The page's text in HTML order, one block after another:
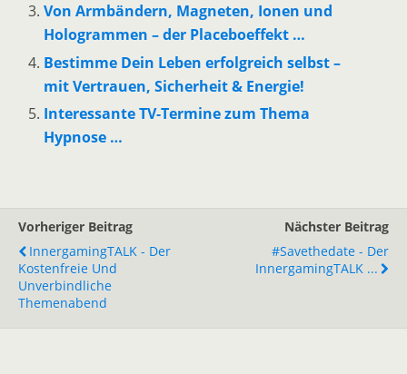
Von Armbändern, Magneten, Ionen und
Hologrammen – der Placeboeffekt …
Bestimme Dein Leben erfolgreich selbst –
mit Vertrauen, Sicherheit & Energie!
Interessante TV-Termine zum Thema
Hypnose …
Vorheriger Beitrag
InnergamingTALK - Der
Kostenfreie Und
Unverbindliche
Themenabend
Nächster Beitrag
#savethedate - Der
InnergamingTALK ...